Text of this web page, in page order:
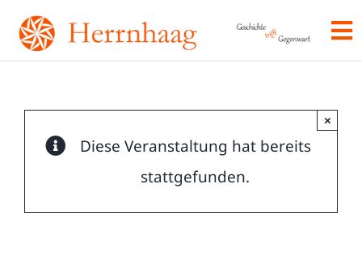
Skip
Diese Veranstaltung hat bereits
stattgefunden.
×